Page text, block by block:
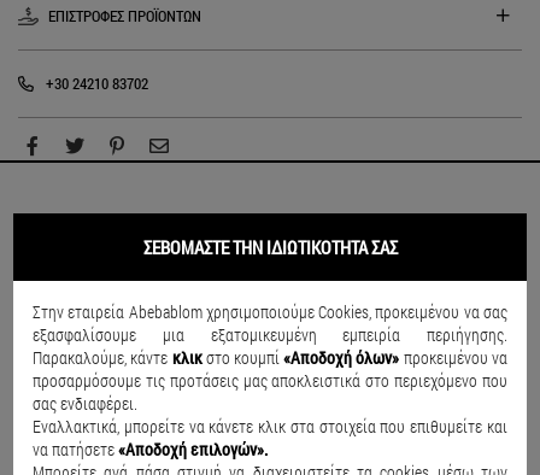
ΕΠΙΣΤΡΟΦΕΣ ΠΡΟΪΟΝΤΩΝ
+30 24210 83702
ΣΥΝΔΥΑΣΕ ΤΟ
SALE SALE
ΣΕΒΟΜΑΣΤΕ ΤΗΝ ΙΔΙΩΤΙΚΟΤΗΤΑ ΣΑΣ
Στην εταιρεία Abebablom χρησιμοποιούμε Cookies, προκειμένου να σας
εξασφαλίσουμε μια εξατομικευμένη εμπειρία περιήγησης.
Παρακαλούμε, κάντε κλικστο κουμπί«Αποδοχή όλων» προκειμένου να
προσαρμόσουμε τις προτάσεις μας αποκλειστικά στο περιεχόμενο που
σας ενδιαφέρει.
Εναλλακτικά, μπορείτε να κάνετε κλικ στα στοιχεία που επιθυμείτε και
να πατήσετε«Αποδοχή επιλογών».